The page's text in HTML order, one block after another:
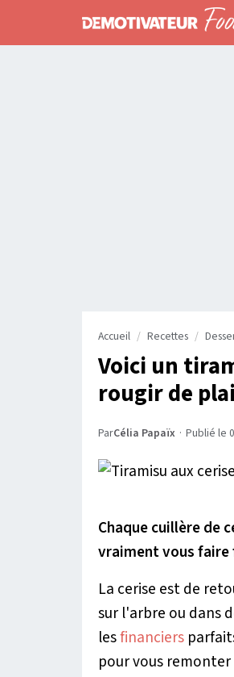
Accueil Recettes
Voici un
rougir de
ParCélia Papaïx · Publié le
Chaque cuillère de
vraiment vous faire
La cerise est de
sur l'arbre ou dans
lesfinanciers
pour vous